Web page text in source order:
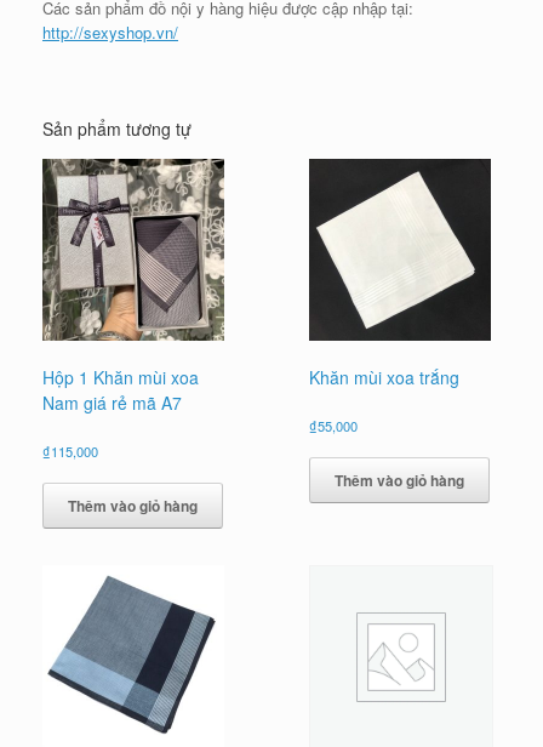
Các sản phẩm đồ nội y hàng hiệu được cập nhập tại:
http://sexyshop.vn/
Sản phẩm tương tự
Hộp 1 Khăn mùi xoa
Nam giá rẻ mã A7
₫115,000
Thêm vào giỏ hàng
Khăn mùi xoa trắng
₫55,000
Thêm vào giỏ hàng